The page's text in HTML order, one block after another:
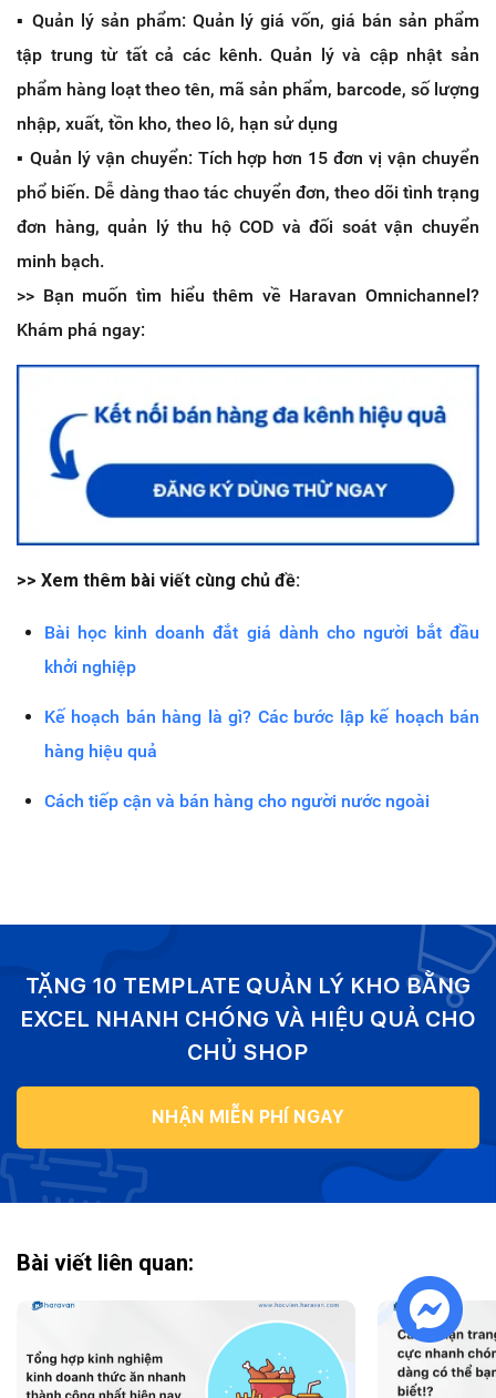
▪️ Quản lý sản phẩm: Quản lý giá vốn, giá bán sản phẩm
tập trung từ tất cả các kênh. Quản lý và cập nhật sản
phẩm hàng loạt theo tên, mã sản phẩm, barcode, số lượng
nhập, xuất, tồn kho, theo lô, hạn sử dụng
▪️ Quản lý vận chuyển: Tích hợp hơn 15 đơn vị vận chuyển
phổ biến. Dễ dàng thao tác chuyển đơn, theo dõi tình trạng
đơn hàng, quản lý thu hộ COD và đối soát vận chuyển
minh bạch.
>> Bạn muốn tìm hiểu thêm về Haravan Omnichannel?
Khám phá ngay:
>> Xem thêm bài viết cùng chủ đề:
Bài học kinh doanh đắt giá dành cho người bắt đầu
khởi nghiệp
Kế hoạch bán hàng là gì? Các bước lập kế hoạch bán
hàng hiệu quả
Cách tiếp cận và bán hàng cho người nước ngoài
TẶNG 10 TEMPLATE QUẢN LÝ KHO BẰNG
EXCEL NHANH CHÓNG VÀ HIỆU QUẢ CHO
CHỦ SHOP
NHẬN MIỄN PHÍ NGAY
Bài viết liên quan: